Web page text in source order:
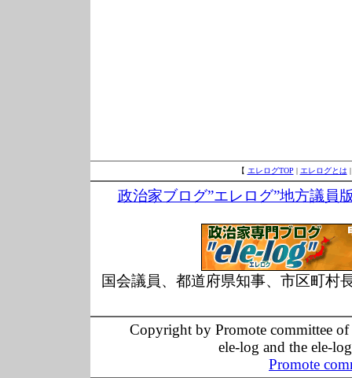
【 エレログTOP | エレログとは
政治家ブログ”エレログ”地方議員
国会議員、都道府県知事、市区町村
Copyright by Promote committee
ele-log and the ele-
Promote